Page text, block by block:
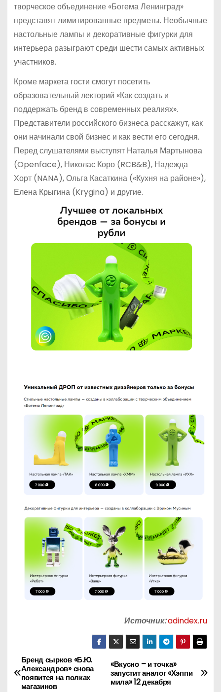
творческое объединение «Богема Ленинград»
представят лимитированные предметы. Необычные
настольные лампы и декоративные фигурки для
интерьера разыграют среди шести самых активных
участников.
Кроме маркета гости смогут посетить
образовательный лекторий «Как создать и
поддержать бренд в современных реалиях».
Представители российского бизнеса расскажут, как
они начинали свой бизнес и как вести его сегодня.
Перед слушателями выступят Наталья Мартынова
(Openface), Николас Коро (RCB&B), Надежда
Хорт (NANA), Ольга Касаткина («Кухня на районе»),
Елена Крыгина (Krygina) и другие.
Источник:adindex.ru
Н
а
«Вкусно – и точка»
запустит аналог «Хэппи
мила» 12 декабря
Бренд сырков «Б.Ю.
Александров» снова
появится на полках
магазинов